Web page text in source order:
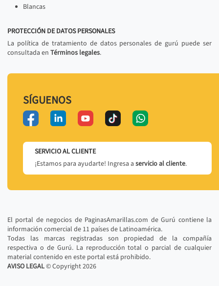
Blancas
PROTECCIÓN DE DATOS PERSONALES
La política de tratamiento de datos personales de gurú puede ser
consultada en Términos legales.
SÍGUENOS
SERVICIO AL CLIENTE
¡Estamos para ayudarte! Ingresa a servicio al cliente.
El portal de negocios de PaginasAmarillas.com de Gurú contiene la
información comercial de 11 países de Latinoamérica.
Todas las marcas registradas son propiedad de la compañía
respectiva o de Gurú. La reproducción total o parcial de cualquier
material contenido en este portal está prohibido.
AVISO LEGAL© Copyright2026